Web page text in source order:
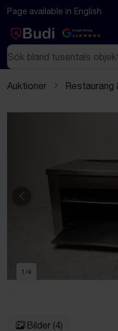
Hoppa till innehåll
Textbaserad (markdown)
Page available in English
Google Rating
4.5
Sök
Auktioner Restaurang
Föregående
1 /4
Bilder (4)